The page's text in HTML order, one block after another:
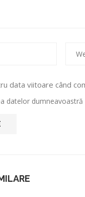
data viitoare când
datelor